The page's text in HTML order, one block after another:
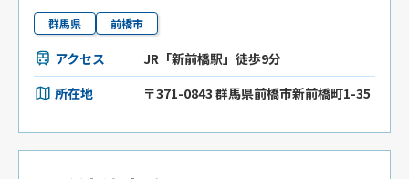
群馬県 前橋市
アクセス
JR「新前橋駅」徒歩9分
所在地
〒371-0843 群馬県前橋市新前橋町1-35